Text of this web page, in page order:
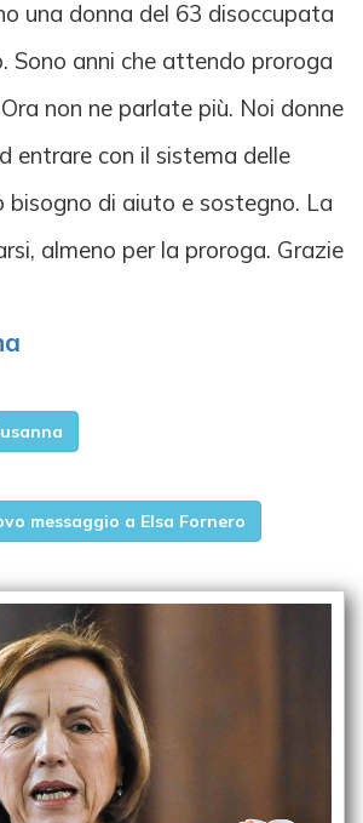
una donna del 63 disoccupata
Sono anni che attendo proroga
non ne parlate più. Noi donne
entrare con il sistema delle
bisogno di aiuto e sostegno. La
almeno per la proroga. Grazie
messaggio a Elsa Fornero